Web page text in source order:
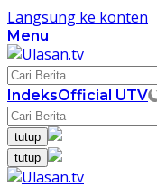
Langsung ke konten
Menu
IndeksOfficial UTV
tutup
tutup